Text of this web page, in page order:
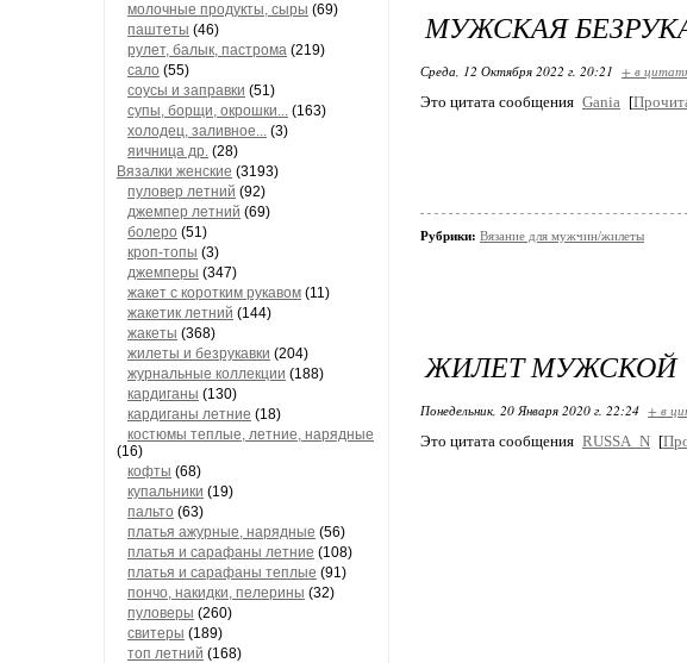
молочные продукты, сыры (69)
паштеты (46)
рулет, балык, пастрома (219)
сало (55)
соусы и заправки (51)
супы, борщи, окрошки... (163)
холодец, заливное... (3)
яичница др. (28)
Вязалки женские (3193)
пуловер летний (92)
джемпер летний (69)
болеро (51)
кроп-топы (3)
джемперы (347)
жакет с коротким рукавом (11)
жакетик летний (144)
жакеты (368)
жилеты и безрукавки (204)
журнальные коллекции (188)
кардиганы (130)
кардиганы летние (18)
костюмы теплые, летние, нарядные
(16)
кофты (68)
купальники (19)
пальто (63)
платья ажурные, нарядные (56)
платья и сарафаны летние (108)
платья и сарафаны теплые (91)
пончо, накидки, пелерины (32)
пуловеры (260)
свитеры (189)
топ летний (168)
МУЖСКАЯ
Среда, 12 Октября 2022 г. 20:21 + в
Это цитата сообщения Gania [
Рубрики: Вязание для мужчин/жилеты
ЖИЛЕТ МУЖСКОЙ
Понедельник, 20 Января 2020 г. 22:24 + в
Это цитата сообщения RUSSA_N [